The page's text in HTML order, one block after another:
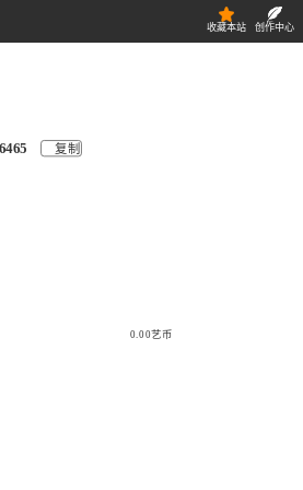
收藏本站 创作中心
复制
0.00艺币